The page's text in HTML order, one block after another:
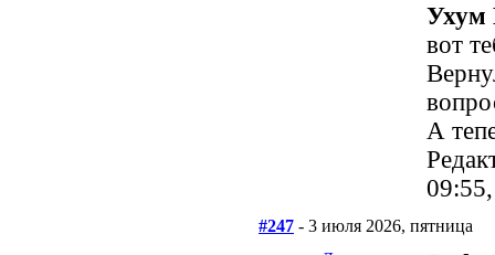
Ухум
вот
А
#247 - 3 июля 2026, пятница